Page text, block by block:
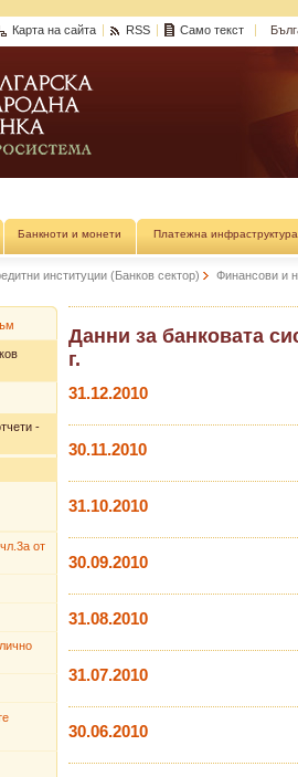
Карта на сайта RSS Само текст
Банкноти и монети Платежна инфраструктура
институции (Банков сектор)
Финансови и
-
от
Данни за банковата
г.
31.12.2010
30.11.2010
31.10.2010
30.09.2010
31.08.2010
31.07.2010
30.06.2010